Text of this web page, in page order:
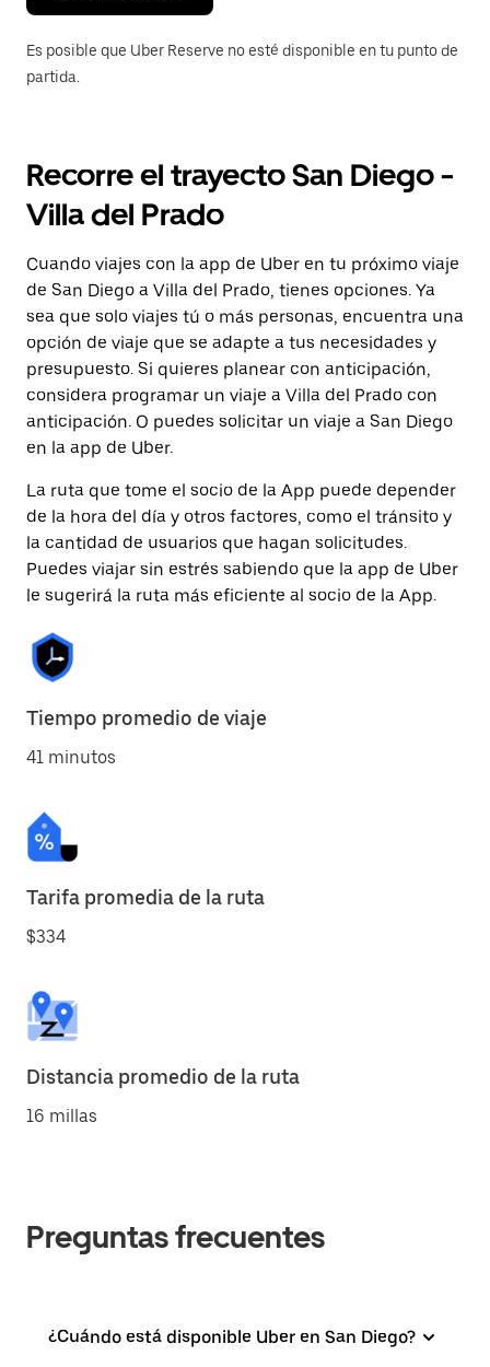
Es posible que Uber Reserve no esté disponible en tu punto de
partida.
Recorre el trayecto San Diego -
Villa del Prado
Cuando viajes con la app de Uber en tu próximo viaje
de San Diego a Villa del Prado, tienes opciones. Ya
sea que solo viajes tú o más personas, encuentra una
opción de viaje que se adapte a tus necesidades y
presupuesto. Si quieres planear con anticipación,
considera programar un viaje a Villa del Prado con
anticipación. O puedes solicitar un viaje a San Diego
en la app de Uber.
La ruta que tome el socio de la App puede depender
de la hora del día y otros factores, como el tránsito y
la cantidad de usuarios que hagan solicitudes.
Puedes viajar sin estrés sabiendo que la app de Uber
le sugerirá la ruta más eficiente al socio de la App.
Tiempo promedio de viaje
41 minutos
Tarifa promedia de la ruta
$334
Distancia promedio de la ruta
16 millas
Preguntas frecuentes
¿Cuándo está disponible Uber en San Diego?